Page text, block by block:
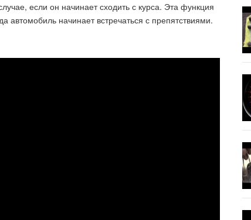
если он начинает сходить с курса. Эта функция
автомобиль начинает встречаться с препятствиями.